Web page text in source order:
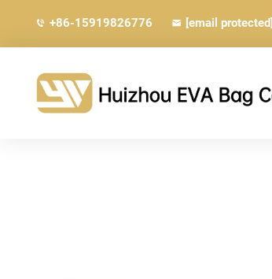
+86-15919826776 [email protected]